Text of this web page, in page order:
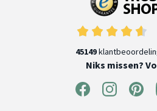
45149
Niks missen?